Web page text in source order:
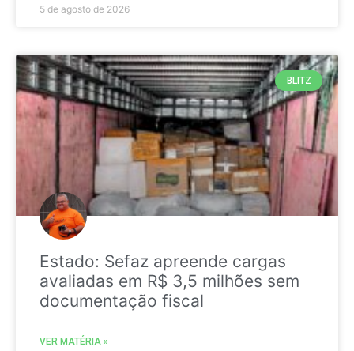
5 de agosto de 2026
BLITZ
Estado: Sefaz apreende cargas
avaliadas em R$ 3,5 milhões sem
documentação fiscal
VER MATÉRIA »